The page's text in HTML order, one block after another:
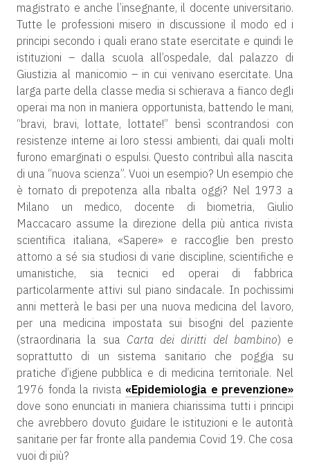
magistrato e anche l’insegnante, il docente universitario.
Tutte le professioni misero in discussione il modo ed i
principi secondo i quali erano state esercitate e quindi le
istituzioni – dalla scuola all’ospedale, dal palazzo di
Giustizia al manicomio – in cui venivano esercitate. Una
larga parte della classe media si schierava a fianco degli
operai ma non in maniera opportunista, battendo le mani,
“bravi, bravi, lottate, lottate!” bensì scontrandosi con
resistenze interne ai loro stessi ambienti, dai quali molti
furono emarginati o espulsi. Questo contribuì alla nascita
di una “nuova scienza”. Vuoi un esempio? Un esempio che
è tornato di prepotenza alla ribalta oggi? Nel 1973 a
Milano un medico, docente di biometria, Giulio
Maccacaro assume la direzione della più antica rivista
scientifica italiana, «Sapere» e raccoglie ben presto
attorno a sé sia studiosi di varie discipline, scientifiche e
umanistiche, sia tecnici ed operai di fabbrica
particolarmente attivi sul piano sindacale. In pochissimi
anni metterà le basi per una nuova medicina del lavoro,
per una medicina impostata sui bisogni del paziente
(straordinaria la sua Carta dei diritti del bambino) e
soprattutto di un sistema sanitario che poggia su
pratiche d’igiene pubblica e di medicina territoriale. Nel
1976 fonda la rivista «Epidemiologia e prevenzione»
dove sono enunciati in maniera chiarissima tutti i principi
che avrebbero dovuto guidare le istituzioni e le autorità
sanitarie per far fronte alla pandemia Covid 19. Che cosa
vuoi di più?